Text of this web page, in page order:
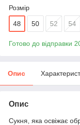
Розмір
48 50 52 54
Готово до відправки
Опис
Опис
Сукня, яка освіжає